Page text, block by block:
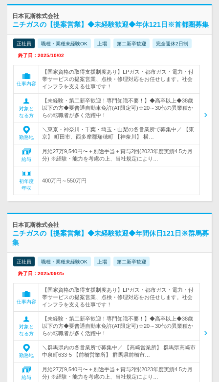
日本瓦斯株式会社
ニチガスの【提案営業】◆未経験歓迎◆年休121日※首都圏募集
正社員 職種・業種未経験OK 上場 第二新卒歓迎 完全週休2日制
終了日：2025/10/02
仕事内容
【国家資格の取得支援制度あり】LPガス・都市ガス・電力・付
帯サービスの提案営業、点検・修理対応をお任せします。社会
インフラを支える仕事です！
対象と
なる方
【未経験・第二新卒歓迎！専門知識不要！】◆高卒以上◆38歳
以下の方◆要普通自動車免許(AT限定可)☆20～30代の異業種か
らの転職者が多く活躍中！
勤務地
＼東京・神奈川・千葉・埼玉・山梨の各営業所で募集中／ 【東
京】 町田市、西多摩郡瑞穂町 【神奈川】 横…
給与
月給27万9,540円〜＋別途手当＋賞与2回(2023年度実績4.5カ月
分) ※経験・能力を考慮の上、当社規定により…
初年度
年収
400万円～550万円
日本瓦斯株式会社
ニチガスの【提案営業】◆未経験歓迎◆年間休日121日※群馬募
集
正社員 職種・業種未経験OK 上場 第二新卒歓迎
終了日：2025/09/25
仕事内容
【国家資格の取得支援制度あり】LPガス・都市ガス・電力・付
帯サービスの提案営業、点検・修理対応をお任せします。社会
インフラを支える仕事です！
対象と
なる方
【未経験・第二新卒歓迎！専門知識不要！】◆高卒以上◆38歳
以下の方◆要普通自動車免許(AT限定可)☆20～30代の異業種か
らの転職者が多く活躍中！
勤務地
＼群馬県内の各営業所で募集中／ 【高崎営業所】 群馬県高崎市
中泉町633-5 【前橋営業所】 群馬県前橋市…
給与
月給27万9,540円〜＋別途手当＋賞与2回(2023年度実績4.5カ月
分) ※経験・能力を考慮の上、当社規定により…